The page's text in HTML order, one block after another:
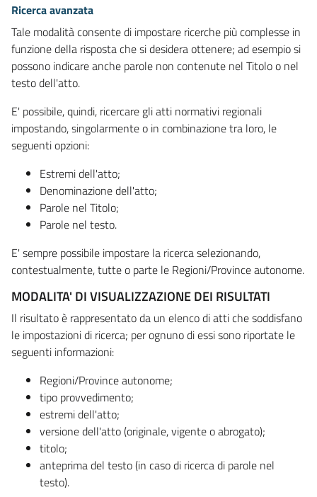
Ricerca avanzata
Tale modalità consente di impostare ricerche più complesse in
funzione della risposta che si desidera ottenere; ad esempio si
possono indicare anche parole non contenute nel Titolo o nel
testo dell'atto.
E' possibile, quindi, ricercare gli atti normativi regionali
impostando, singolarmente o in combinazione tra loro, le
seguenti opzioni:
Estremi dell'atto;
Denominazione dell'atto;
Parole nel Titolo;
Parole nel testo.
E' sempre possibile impostare la ricerca selezionando,
contestualmente, tutte o parte le Regioni/Province autonome.
MODALITA' DI VISUALIZZAZIONE DEI RISULTATI
Il risultato è rappresentato da un elenco di atti che soddisfano
le impostazioni di ricerca; per ognuno di essi sono riportate le
seguenti informazioni:
Regioni/Province autonome;
tipo provvedimento;
estremi dell'atto;
versione dell'atto (originale, vigente o abrogato);
titolo;
anteprima del testo (in caso di ricerca di parole nel
testo).